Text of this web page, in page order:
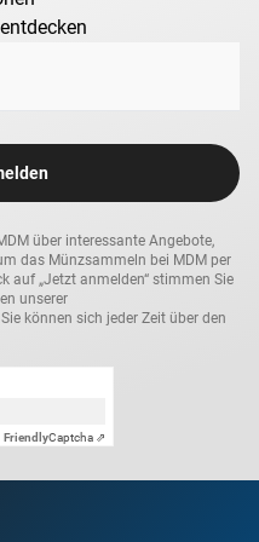
über interessante Angebote,
das Münzsammeln bei MDM per
auf „Jetzt anmelden“ stimmen Sie
unserer
können sich jeder Zeit über den
FriendlyCaptcha ⇗